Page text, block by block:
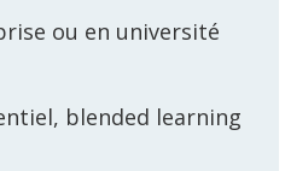
ou en université
blended learning